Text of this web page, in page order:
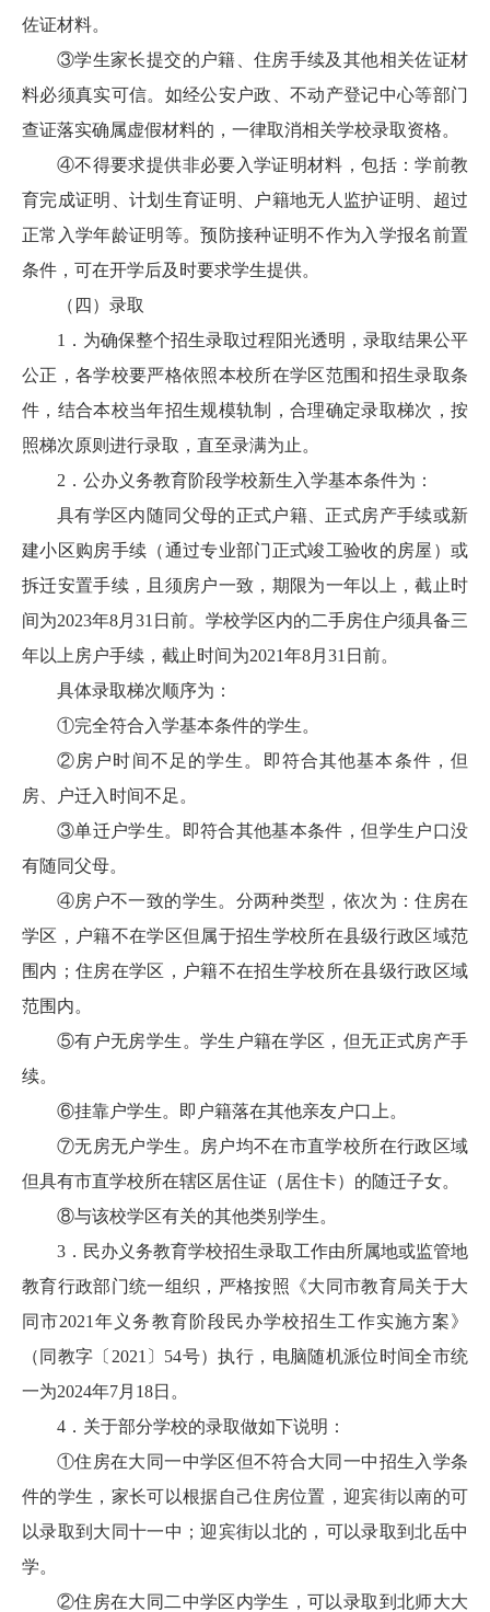
佐证材料。
③学生家长提交的户籍、住房手续及其他相关佐证材
料必须真实可信。如经公安户政、不动产登记中心等部门
查证落实确属虚假材料的，一律取消相关学校录取资格。
④不得要求提供非必要入学证明材料，包括：学前教
育完成证明、计划生育证明、户籍地无人监护证明、超过
正常入学年龄证明等。预防接种证明不作为入学报名前置
条件，可在开学后及时要求学生提供。
（四）录取
1．为确保整个招生录取过程阳光透明，录取结果公平
公正，各学校要严格依照本校所在学区范围和招生录取条
件，结合本校当年招生规模轨制，合理确定录取梯次，按
照梯次原则进行录取，直至录满为止。
2．公办义务教育阶段学校新生入学基本条件为：
具有学区内随同父母的正式户籍、正式房产手续或新
建小区购房手续（通过专业部门正式竣工验收的房屋）或
拆迁安置手续，且须房户一致，期限为一年以上，截止时
间为2023年8月31日前。学校学区内的二手房住户须具备三
年以上房户手续，截止时间为2021年8月31日前。
具体录取梯次顺序为：
①完全符合入学基本条件的学生。
②房户时间不足的学生。即符合其他基本条件，但
房、户迁入时间不足。
③单迁户学生。即符合其他基本条件，但学生户口没
有随同父母。
④房户不一致的学生。分两种类型，依次为：住房在
学区，户籍不在学区但属于招生学校所在县级行政区域范
围内；住房在学区，户籍不在招生学校所在县级行政区域
范围内。
⑤有户无房学生。学生户籍在学区，但无正式房产手
续。
⑥挂靠户学生。即户籍落在其他亲友户口上。
⑦无房无户学生。房户均不在市直学校所在行政区域
但具有市直学校所在辖区居住证（居住卡）的随迁子女。
⑧与该校学区有关的其他类别学生。
3．民办义务教育学校招生录取工作由所属地或监管地
教育行政部门统一组织，严格按照《大同市教育局关于大
同市2021年义务教育阶段民办学校招生工作实施方案》
（同教字〔2021〕54号）执行，电脑随机派位时间全市统
一为2024年7月18日。
4．关于部分学校的录取做如下说明：
①住房在大同一中学区但不符合大同一中招生入学条
件的学生，家长可以根据自己住房位置，迎宾街以南的可
以录取到大同十一中；迎宾街以北的，可以录取到北岳中
学。
②住房在大同二中学区内学生，可以录取到北师大大